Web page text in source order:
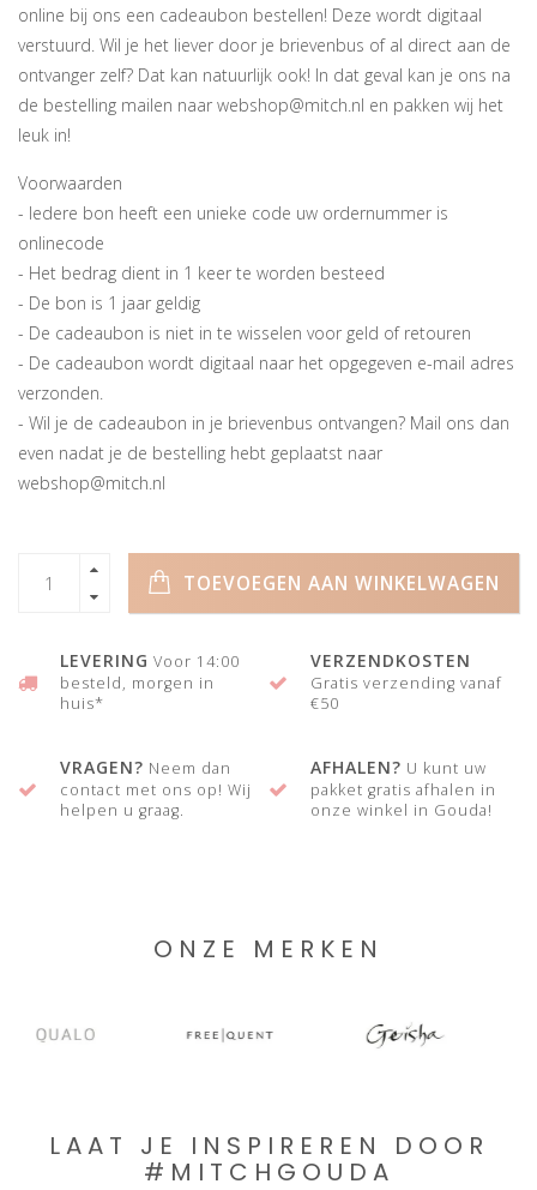
online bij ons een cadeaubon bestellen! Deze wordt digitaal
verstuurd. Wil je het liever door je brievenbus of al direct aan de
ontvanger zelf? Dat kan natuurlijk ook! In dat geval kan je ons na
de bestelling mailen naar webshop@mitch.nl en pakken wij het
leuk in!
Voorwaarden
- Iedere bon heeft een unieke code uw ordernummer is
onlinecode
- Het bedrag dient in 1 keer te worden besteed
- De bon is 1 jaar geldig
- De cadeaubon is niet in te wisselen voor geld of retouren
- De cadeaubon wordt digitaal naar het opgegeven e-mail adres
verzonden.
- Wil je de cadeaubon in je brievenbus ontvangen? Mail ons dan
even nadat je de bestelling hebt geplaatst naar
webshop@mitch.nl
TOEVOEGEN AAN WINKELWAGEN
LEVERING Voor 14:00
besteld, morgen in
huis*
VERZENDKOSTEN
Gratis verzending vanaf
€50
VRAGEN? Neem dan
contact met ons op! Wij
helpen u graag.
AFHALEN? U kunt uw
pakket gratis afhalen in
onze winkel in Gouda!
ONZE MERKEN
LAAT JE INSPIREREN DOOR
#MITCHGOUDA